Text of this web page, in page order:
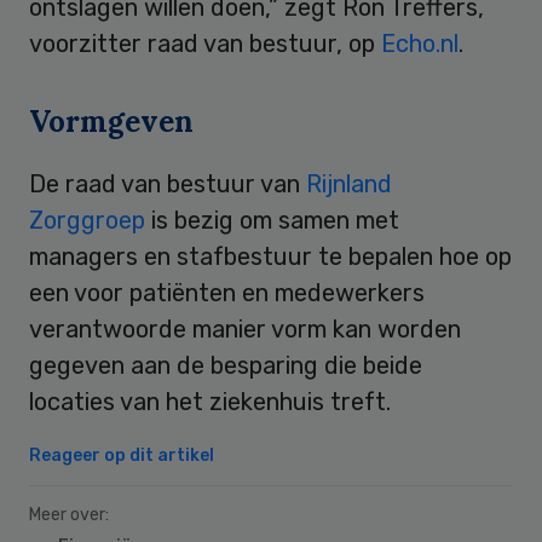
ontslagen willen doen,” zegt Ron Treffers,
voorzitter raad van bestuur, op Echo.nl.
Vormgeven
De raad van bestuur van Rijnland
Zorggroep is bezig om samen met
managers en stafbestuur te bepalen hoe op
een voor patiënten en medewerkers
verantwoorde manier vorm kan worden
gegeven aan de besparing die beide
locaties van het ziekenhuis treft.
Reageer op dit artikel
Meer over: